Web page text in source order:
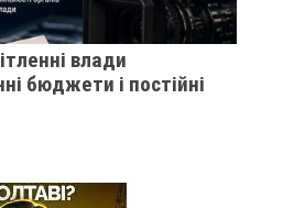
МИХАЙЛА УДОДА
влади
бюджети і постійні